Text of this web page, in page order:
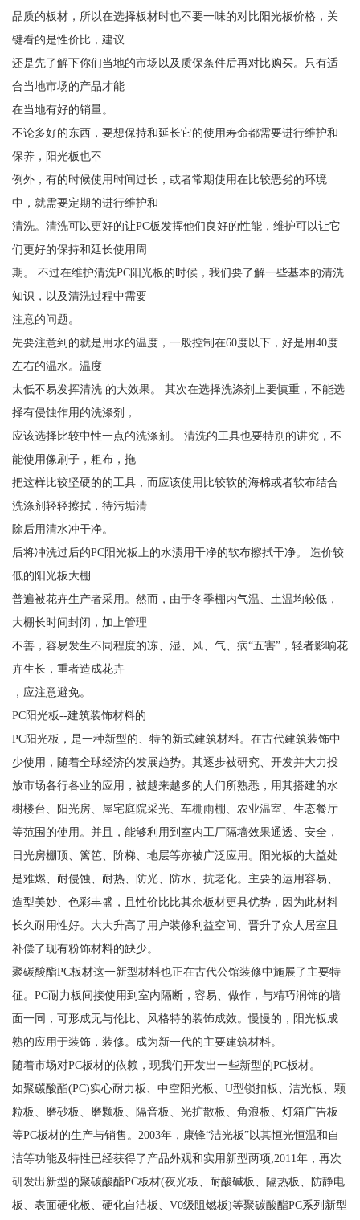
品质的板材，所以在选择板材时也不要一味的对比阳光板价格，关
键看的是性价比，建议
还是先了解下你们当地的市场以及质保条件后再对比购买。只有适
合当地市场的产品才能
在当地有好的销量。
不论多好的东西，要想保持和延长它的使用寿命都需要进行维护和
保养，阳光板也不
例外，有的时候使用时间过长，或者常期使用在比较恶劣的环境
中，就需要定期的进行维护和
清洗。清洗可以更好的让PC板发挥他们良好的性能，维护可以让它
们更好的保持和延长使用周
期。 不过在维护清洗PC阳光板的时候，我们要了解一些基本的清洗
知识，以及清洗过程中需要
注意的问题。
先要注意到的就是用水的温度，一般控制在60度以下，好是用40度
左右的温水。温度
太低不易发挥清洗 的大效果。 其次在选择洗涤剂上要慎重，不能选
择有侵蚀作用的洗涤剂，
应该选择比较中性一点的洗涤剂。 清洗的工具也要特别的讲究，不
能使用像刷子，粗布，拖
把这样比较坚硬的的工具，而应该使用比较软的海棉或者软布结合
洗涤剂轻轻擦拭，待污垢清
除后用清水冲干净。
后将冲洗过后的PC阳光板上的水渍用干净的软布擦拭干净。 造价较
低的阳光板大棚
普遍被花卉生产者采用。然而，由于冬季棚内气温、土温均较低，
大棚长时间封闭，加上管理
不善，容易发生不同程度的冻、湿、风、气、病“五害”，轻者影响花
卉生长，重者造成花卉
，应注意避免。
PC阳光板--建筑装饰材料的
PC阳光板，是一种新型的、特的新式建筑材料。在古代建筑装饰中
少使用，随着全球经济的发展趋势。其逐步被研究、开发并大力投
放市场各行各业的应用，被越来越多的人们所熟悉，用其搭建的水
榭楼台、阳光房、屋宅庭院采光、车棚雨棚、农业温室、生态餐厅
等范围的使用。并且，能够利用到室内工厂隔墙效果通透、安全，
日光房棚顶、篱笆、阶梯、地层等亦被广泛应用。阳光板的大益处
是难燃、耐侵蚀、耐热、防光、防水、抗老化。主要的运用容易、
造型美妙、色彩丰盛，且性价比比其余板材更具优势，因为此材料
长久耐用性好。大大升高了用户装修利益空间、晋升了众人居室且
补偿了现有粉饰材料的缺少。
聚碳酸酯PC板材这一新型材料也正在古代公馆装修中施展了主要特
征。PC耐力板间接使用到室内隔断，容易、做作，与精巧润饰的墙
面一同，可形成无与伦比、风格特的装饰成效。慢慢的，阳光板成
熟的应用于装饰，装修。成为新一代的主要建筑材料。
随着市场对PC板材的依赖，现我们开发出一些新型的PC板材。
如聚碳酸酯(PC)实心耐力板、中空阳光板、U型锁扣板、洁光板、颗
粒板、磨砂板、磨颗板、隔音板、光扩散板、角浪板、灯箱广告板
等PC板材的生产与销售。2003年，康锋“洁光板”以其恒光恒温和自
洁等功能及特性已经获得了产品外观和实用新型两项;2011年，再次
研发出新型的聚碳酸酯PC板材(夜光板、耐酸碱板、隔热板、防静电
板、表面硬化板、硬化自洁板、V0级阻燃板)等聚碳酸酯PC系列新型